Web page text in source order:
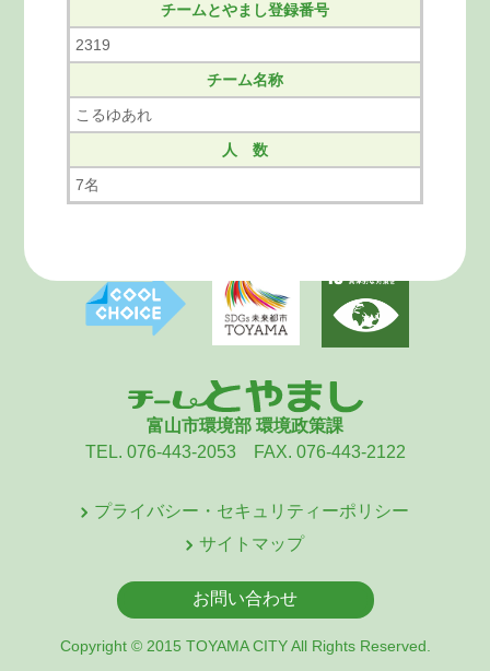
チームとやまし登録番号
2319
チーム名称
こるゆあれ
人 数
7名
富山市環境部 環境政策課
TEL. 076-443-2053 FAX. 076-443-2122
プライバシー・セキュリティーポリシー
サイトマップ
お問い合わせ
Copyright © 2015 TOYAMA CITY All Rights Reserved.